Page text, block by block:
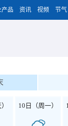
产品 资讯 视频 节气
10日（周一）